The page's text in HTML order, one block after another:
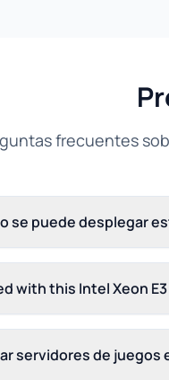
frecuentes
se puede desplegar
with this Intel Xeon E3
servidores de juegos